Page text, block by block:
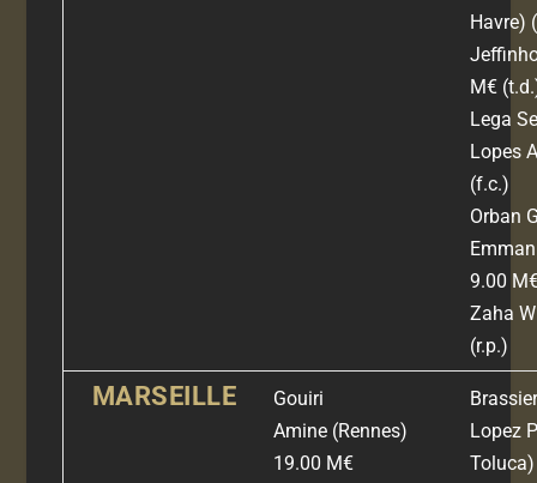
Havre) (
M€
Lega
Lopes
(f.c.)
Orban
9.00
Zaha
(r.p.)
MARSEILLE
Gouiri
Amine (Rennes)
19.00 M€
Lopez